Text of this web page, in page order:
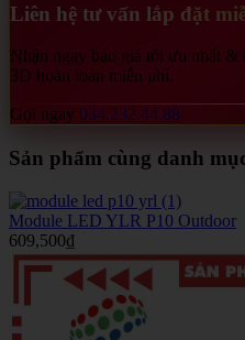
Liên hệ tư vấn lắp đặt
Nhận ngay báo giá tối ưu nhất &
3D hoàn toàn miễn phí.
Gọi ngay 034.232.44.88
Sản phẩm cùng danh
Module LED YLR P10 Outdoor
609,500₫